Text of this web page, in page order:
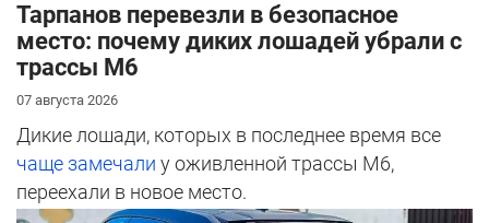
Тарпанов перевезли в безопасное
место: почему диких лошадей убрали с
трассы М6
07 августа 2026
Дикие лошади, которых в последнее время все
чаще замечали у оживленной трассы М6,
переехали в новое место.